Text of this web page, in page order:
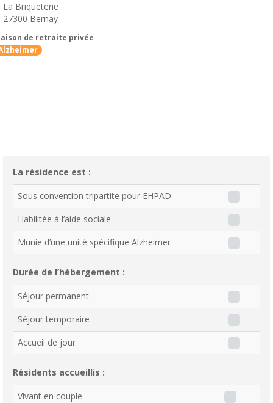
La Briqueterie
27300 Bernay
de retraite privée
La résidence est :
Sous convention tripartite pour EHPAD
Habilitée à l’aide sociale
Munie d’une unité spécifique Alzheimer
Durée de l’hébergement :
Séjour permanent
Séjour temporaire
Accueil de jour
Résidents accueillis :
Vivant en couple